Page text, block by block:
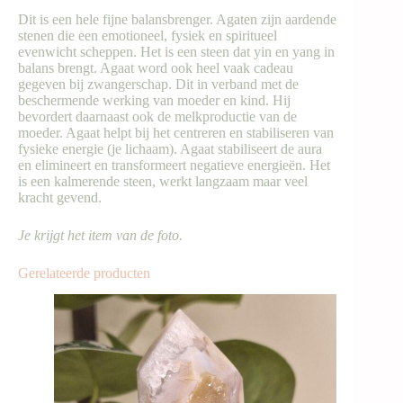
Dit is een hele fijne balansbrenger. Agaten zijn aardende
stenen die een emotioneel, fysiek en spiritueel
evenwicht scheppen. Het is een steen dat yin en yang in
balans brengt. Agaat word ook heel vaak cadeau
gegeven bij zwangerschap. Dit in verband met de
beschermende werking van moeder en kind. Hij
bevordert daarnaast ook de melkproductie van de
moeder. Agaat helpt bij het centreren en stabiliseren van
fysieke energie (je lichaam). Agaat stabiliseert de aura
en elimineert en transformeert negatieve energieën. Het
is een kalmerende steen, werkt langzaam maar veel
kracht gevend.
Je krijgt het item van de foto.
Gerelateerde producten